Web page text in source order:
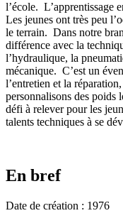
l’école. L’apprentissage
Les jeunes ont très peu
le terrain. Dans notre
différence avec la
l’hydraulique, la
mécanique. C’est un
l’entretien et la
personnalisons des poids
défi à relever pour les
talents techniques à se
En bref
Date de création : 1976